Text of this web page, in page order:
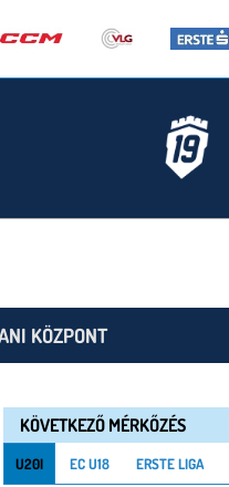
KÖZPONT
KÖVETKEZŐ MÉRKŐZÉS
U20I EC U18 ERSTE LIGA